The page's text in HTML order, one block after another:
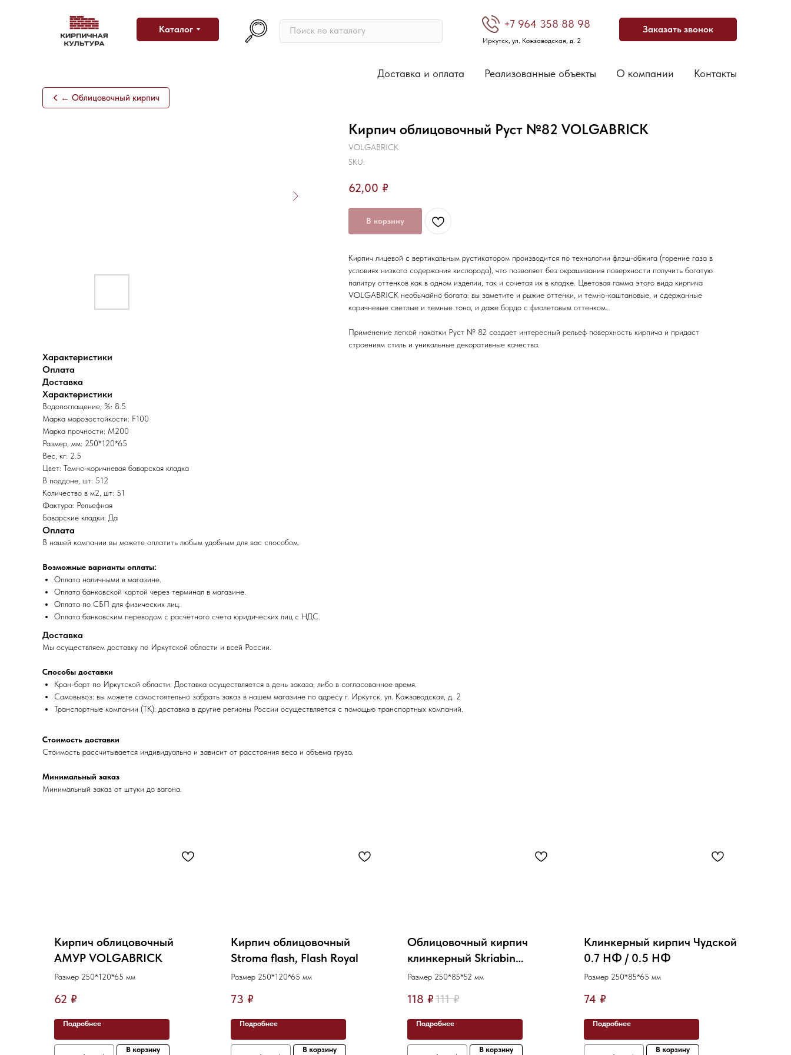
+7 964 358 88 98 Заказать звонок
Каталог
Иркутск, ул. Кожзаводская, д. 2
Поиск по каталогу
Доставка и оплата Реализованные объекты О компании Контакты
← Облицовочный кирпич
Кирпич облицовочный Руст №82 VOLGABRICK
VOLGABRICK
SKU:
62,00 ₽
В корзину
Кирпич лицевой с вертикальным рустикатором производится по технологии флэш-обжига (горение газа в
условиях низкого содержания кислорода), что позволяет без окрашивания поверхности получить богатую
палитру оттенков как в одном изделии, так и сочетая их в кладке. Цветовая гамма этого вида кирпича
VOLGABRICK необычайно богата: вы заметите и рыжие оттенки, и темно-каштановые, и сдержанные
коричневые светлые и темные тона, и даже бордо с фиолетовым оттенком…
Применение легкой накатки Руст № 82 создает интересный рельеф поверхность кирпича и придаст
строениям стиль и уникальные декоративные качества.
Характеристики
Оплата
Доставка
Характеристики
Водопоглащение, %: 8.5
Марка морозостойкости: F100
Марка прочности: М200
Размер, мм: 250*120*65
Вес, кг: 2.5
Цвет: Темно-коричневая баварская кладка
В поддоне, шт: 512
Количество в м2, шт: 51
Фактура: Рельефная
Баварские кладки: Да
Оплата
В нашей компании вы можете оплатить любым удобным для вас способом.
Возможные варианты оплаты:
Оплата наличными в магазине.
Оплата банковской картой через терминал в магазине.
Оплата по СБП для физических лиц.
Оплата банковским переводом с расчётного счета юридических лиц с НДС.
Доставка
Мы осуществляем доставку по Иркутской области и всей России.
Способы доставки
Кран-борт по Иркутской области. Доставка осуществляется в день заказа, либо в согласованное время.
Самовывоз: вы можете самостоятельно забрать заказ в нашем магазине по адресу г. Иркутск, ул. Кожзаводская, д. 2
Транспортные компании (ТК): доставка в другие регионы России осуществляется с помощью транспортных компаний.
Стоимость доставки
Стоимость рассчитывается индивидуально и зависит от расстояния веса и объема груза.
Минимальный заказ
Минимальный заказ от штуки до вагона.
Кирпич облицовочный
АМУР VOLGABRICK
Размер 250*120*65 мм
62 ₽
Подробнее
В корзину
Кирпич облицовочный
Stroma flash, Flash Royal
Размер 250*120*65 мм
73 ₽
Подробнее
В корзину
Облицовочный кирпич
клинкерный Skriabin
Ceramics сортировка 55
Размер 250*85*52 мм
118 ₽111 ₽
Подробнее
В корзину
Клинкерный кирпич Чудской
0.7 НФ / 0.5 НФ
Размер 250*85*65 мм
74 ₽
Подробнее
В корзину